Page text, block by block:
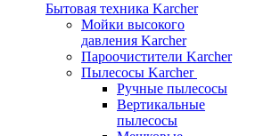
Бытовая техника Karcher
Мойки высокого
давления Karcher
Пароочистители Karcher
Пылесосы Karcher
Ручные пылесосы
Вертикальные
пылесосы